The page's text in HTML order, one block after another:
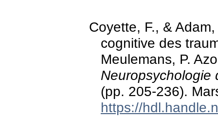
Coyette, F., &
cognitive des
Meulemans, P.
Neuropsychologie
(pp. 205-236).
https://